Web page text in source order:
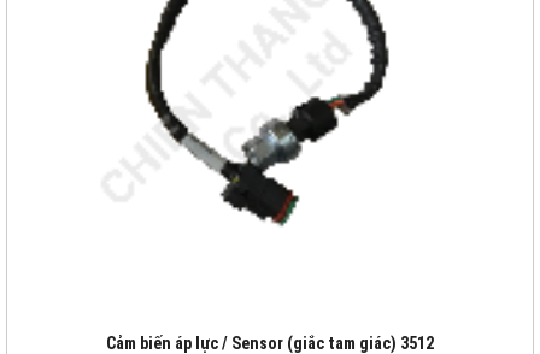
Cảm biến áp lực / Sensor (giắc tam giác) 3512